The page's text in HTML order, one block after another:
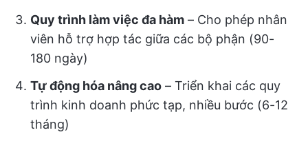
Quy trình làm việc đa hàm – Cho phép nhân
viên hỗ trợ hợp tác giữa các bộ phận (90-
180 ngày)
Tự động hóa nâng cao – Triển khai các quy
trình kinh doanh phức tạp, nhiều bước (6-12
tháng)